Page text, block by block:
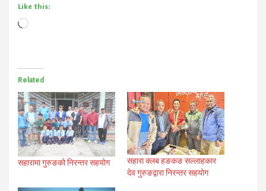
Like this:
Loading…
Related
सहारामा गुरुङको निरन्तर सहयोग
सहारा क्लब हङकङ सल्लाहकार
देव गुरुङद्वारा निरन्तर सहयोग